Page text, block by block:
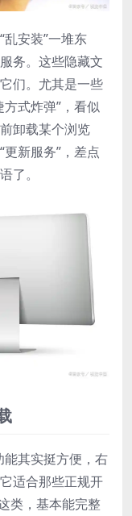
安装”一堆东
务。这些隐藏文
们。尤其是一些
式炸弹”，看似
卸载某个浏览
新服务”，差点
了。
其实挺方便，右
适合那些正规开
类，基本能完整